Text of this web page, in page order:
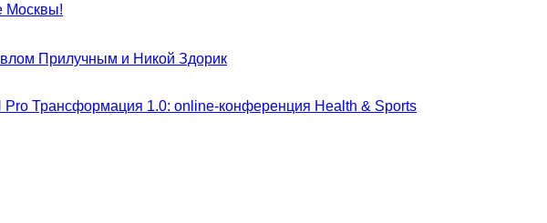
Москвы!
Прилучным и Никой Здорик
Pro Трансформация 1.0: online-конференция Health & Sports